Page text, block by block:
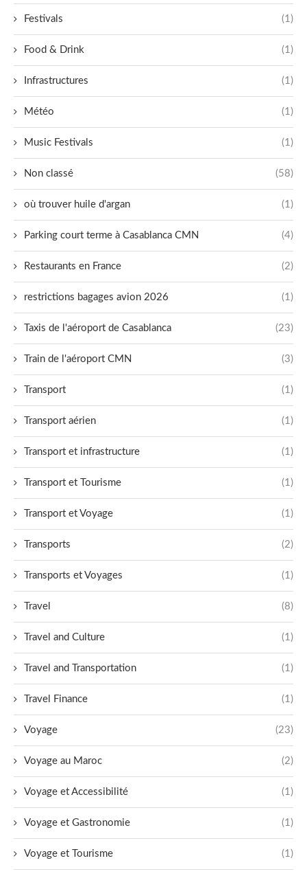
Festivals (1)
Food & Drink (1)
Infrastructures (1)
Météo (1)
Music Festivals (1)
Non classé (58)
où trouver huile d'argan (1)
Parking court terme à Casablanca CMN (4)
Restaurants en France (2)
restrictions bagages avion 2026 (1)
Taxis de l'aéroport de Casablanca (23)
Train de l'aéroport CMN (3)
Transport (1)
Transport aérien (1)
Transport et infrastructure (1)
Transport et Tourisme (1)
Transport et Voyage (1)
Transports (2)
Transports et Voyages (1)
Travel (8)
Travel and Culture (1)
Travel and Transportation (1)
Travel Finance (1)
Voyage (23)
Voyage au Maroc (2)
Voyage et Accessibilité (1)
Voyage et Gastronomie (1)
Voyage et Tourisme (1)